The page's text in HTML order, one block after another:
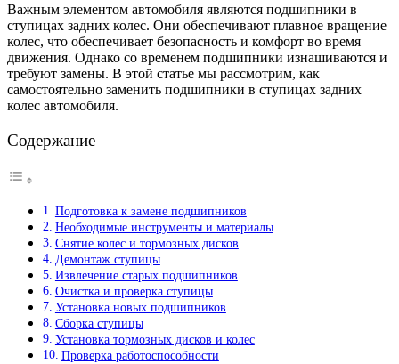
Важным элементом автомобиля являются подшипники в
ступицах задних колес. Они обеспечивают плавное вращение
колес, что обеспечивает безопасность и комфорт во время
движения. Однако со временем подшипники изнашиваются и
требуют замены. В этой статье мы рассмотрим, как
самостоятельно заменить подшипники в ступицах задних
колес автомобиля.
Содержание
Подготовка к замене подшипников
Необходимые инструменты и материалы
Снятие колес и тормозных дисков
Демонтаж ступицы
Извлечение старых подшипников
Очистка и проверка ступицы
Установка новых подшипников
Сборка ступицы
Установка тормозных дисков и колес
Проверка работоспособности